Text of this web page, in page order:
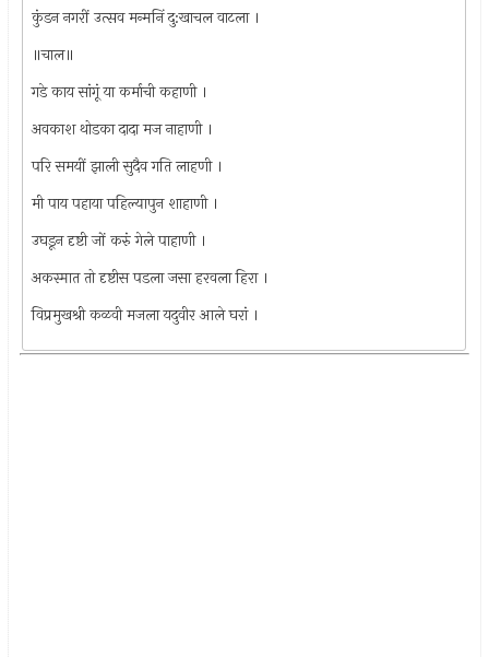
कुंडन नगरीं उत्सव मन्मनिं दु:खाचल वाटला ।
॥चाल॥
गडे काय सांगूं या कर्माची कहाणी ।
अवकाश थोडका दादा मज नाहाणी ।
परि समयीं झाली सुदैव गति लाहणी ।
मी पाय पहाया पहिल्यापुन शाहाणी ।
उघडून दृष्टी जों करुं गेले पाहाणी ।
अकस्मात तो दृष्टीस पडला जसा हरवला हिरा ।
विप्रमुखश्री कळवी मजला यदुवीर आले घरां ।